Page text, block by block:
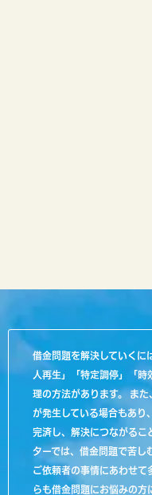
借金問題を解決していくに
人再生」「特定調停」「
理の方法があります。 また
が発生している場合もあり
完済し、解決につながるこ
ターでは、借金問題で苦し
ご依頼者の事情にあわせて
らも借金問題にお悩みの方